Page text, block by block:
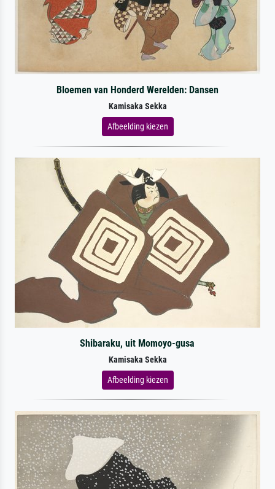
Bloemen van Honderd Werelden: Dansen
Kamisaka Sekka
Afbeelding kiezen
Shibaraku, uit Momoyo-gusa
Kamisaka Sekka
Afbeelding kiezen